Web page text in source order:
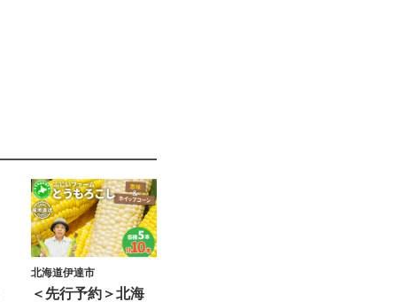
北海道伊達市
＜先行予約＞北海